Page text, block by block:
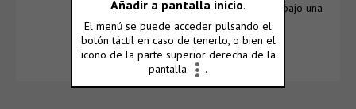
ciudad, siendo concebido bajo una
línea sobria, funcional y
contemporánea.
…